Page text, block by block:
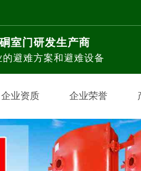
室门研发生产商
的避难方案和避难设备
企业资质 企业荣誉